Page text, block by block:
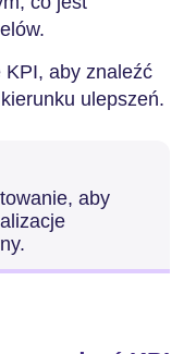
KPI, aby znaleźć
ulepszeń.
aby